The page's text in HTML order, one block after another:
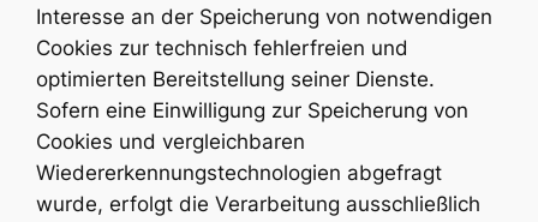
Interesse an der Speicherung von notwendigen
Cookies zur technisch fehlerfreien und
optimierten Bereitstellung seiner Dienste.
Sofern eine Einwilligung zur Speicherung von
Cookies und vergleichbaren
Wiedererkennungstechnologien abgefragt
wurde, erfolgt die Verarbeitung ausschließlich